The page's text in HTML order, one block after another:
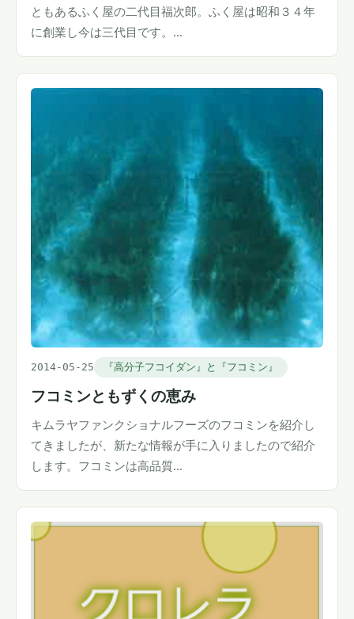
ともあるふく屋の二代目福次郎。ふく屋は昭和３４年
に創業し今は三代目です。…
2014-05-25 『高分子フコイダン』と『フコミン』
フコミンともずくの恵み
キムラヤファンクショナルフーズのフコミンを紹介し
てきましたが、新たな情報が手に入りましたので紹介
します。フコミンは高品質…